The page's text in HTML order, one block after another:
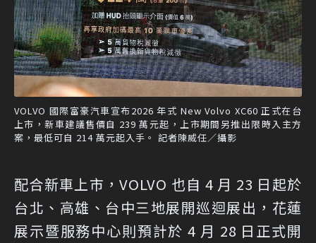
VOLVO 國際富豪汽車宣布2026 年式 New Volvo XC60 正式在台
上市，新車建議售價自 239 萬元起，上市期間另推出限時入主方
案，最低可自 214 萬元起入手。 記者陳威任／攝影
配合新車上市，VOLVO 也自 4 月 23 日起於
台北、高雄、台中三地展開巡迴展出，花蓮
展示暨服務中心則預計於 4 月 28 日正式開